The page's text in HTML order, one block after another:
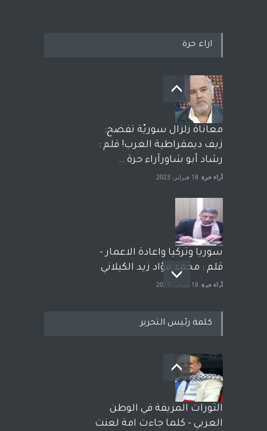
اراء حرة
معاناة زلزال سوريّة تفضح:
زيف ديمقراطية الغرب! قلم :
رشاد أبو شاورآراء حرة ..
آراء حرة 18 فبراير، 2023
سوريا وتركيا واعادة الاعمار -
قلم : محمد فؤاد زيد الكيلاني
آراء حرة 18 فبراير، 2023
بعد معارك قضائية طاحنة كتب
وترافع فيها بنفسه مرة اخرى..
الشيخ طارق يوسف يقهر
الحكومة الأمريكية ، فأعطوه
الجنسية عن يد وهم صاغرون،
كلمة رئيس التحرير
الثورات المزيفة في الوطن
العربي - كلما جاءت امة لعنت